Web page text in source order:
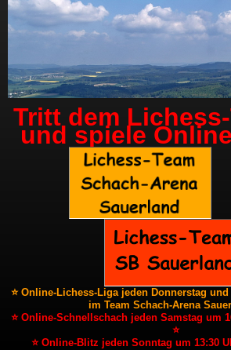
Tritt dem
und spiele
⭐ Online-Lichess-Liga jeden Donnerstag
im Team Schach-Arena
⭐ Online-Schnellschach jeden Samstag um
⭐
⭐ Online-Blitz jeden Sonntag um 13:30